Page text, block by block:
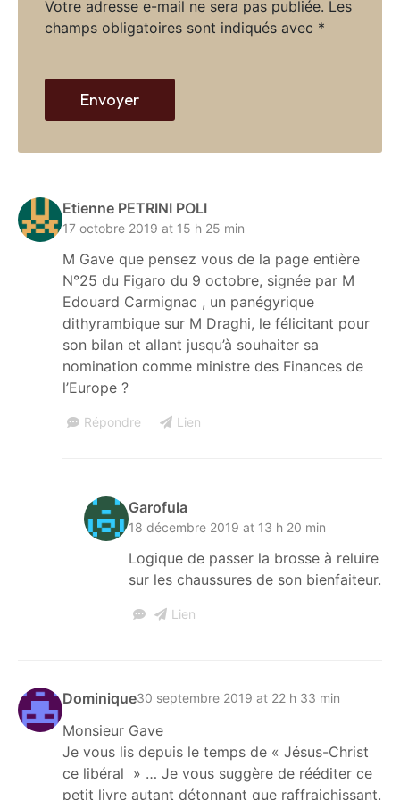
Etienne PETRINI POLI
17 octobre 2019 at 15 h 25 min
M Gave que pensez vous de la page entière
N°25 du Figaro du 9 octobre, signée par M
Edouard Carmignac , un panégyrique
dithyrambique sur M Draghi, le félicitant pour
son bilan et allant jusqu’à souhaiter sa
nomination comme ministre des Finances de
l’Europe ?
Répondre Lien
Garofula
18 décembre 2019 at 13 h 20 min
Logique de passer la brosse à reluire
sur les chaussures de son bienfaiteur.
Lien
Dominique30 septembre 2019 at 22 h 33 min
Monsieur Gave
Je vous lis depuis le temps de « Jésus-Christ
ce libéral » … Je vous suggère de rééditer ce
petit livre autant détonnant que raffraichissant.
Votre adresse e-mail ne sera pas publiée. Les
champs obligatoires sont indiqués avec *
e
w
b
Envoyer